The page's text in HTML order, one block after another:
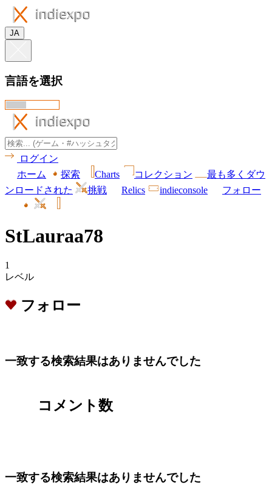
JA
言語を選択
ログイン
ホーム
探索 Charts コレクション
最も多くダウ
ンロードされた
挑戦 Relics indieconsole フォロー
StLauraa78
1
レベル
フォロー
一致する検索結果はありませんでした
コメント数
一致する検索結果はありませんでした